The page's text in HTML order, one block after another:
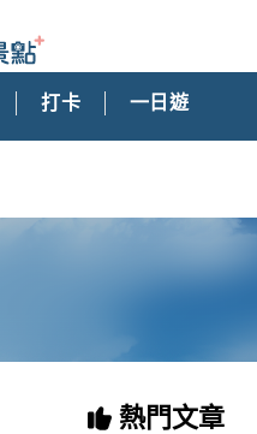
打卡 一日遊
熱門文章